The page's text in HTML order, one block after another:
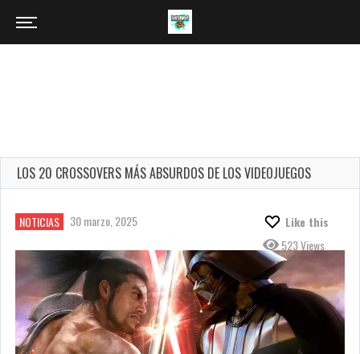
LOS 20 CROSSOVERS MÁS ABSURDOS DE LOS VIDEOJUEGOS
NOTICIAS 30 marzo, 2025
Like this
523 Views